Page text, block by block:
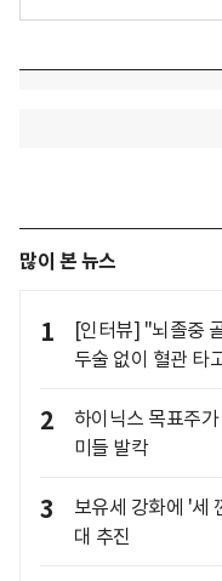
많이 본 뉴스
1
[인터뷰] "뇌졸중
두술 없이 혈관 타
2
하이닉스 목표주
미들 발칵
3
보유세 강화에 '세
대 추진